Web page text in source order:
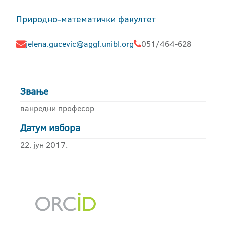
Природно-математички факултет
jelena.gucevic@aggf.unibl.org 051/464-628
Звање
ванредни професор
Датум избора
22. јун 2017.